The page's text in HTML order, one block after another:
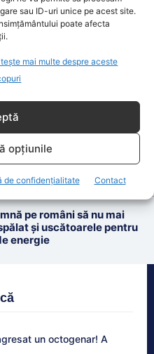
sau ID-uri unice pe acest site.
poate afecta
mai multe despre aceste
opțiunile
de confidențialitate Contact
vieții, sub media
ce oamenii lui Fritz l-au
pe români să nu mai
și uscătoarele pentru
energie
un octogenar! A